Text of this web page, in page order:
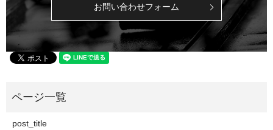
お問い合わせフォーム
post_title